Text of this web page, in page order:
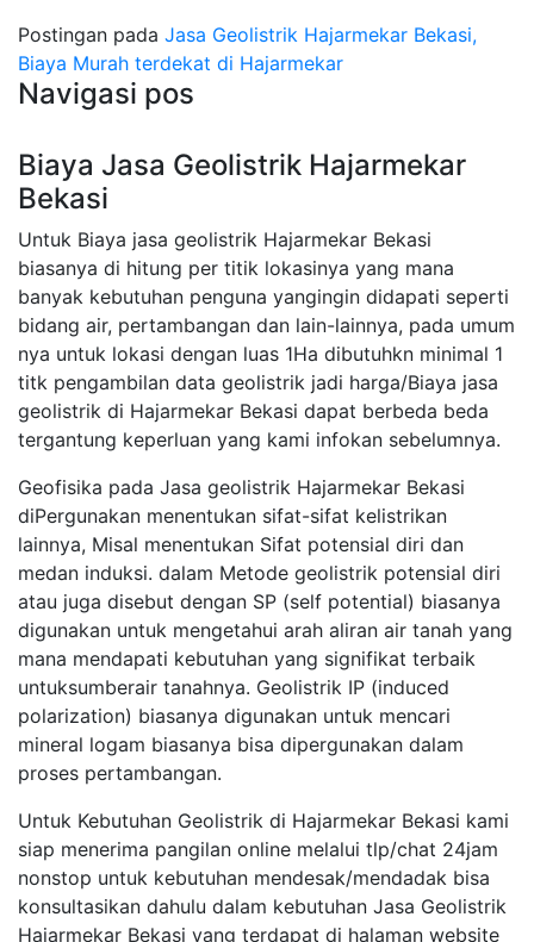
Postingan pada Jasa Geolistrik Hajarmekar Bekasi,
Biaya Murah terdekat di Hajarmekar
Navigasi pos
Biaya Jasa Geolistrik Hajarmekar
Bekasi
Untuk Biaya jasa geolistrik Hajarmekar Bekasi
biasanya di hitung per titik lokasinya yang mana
banyak kebutuhan penguna yangingin didapati seperti
bidang air, pertambangan dan lain-lainnya, pada umum
nya untuk lokasi dengan luas 1Ha dibutuhkn minimal 1
titk pengambilan data geolistrik jadi harga/Biaya jasa
geolistrik di Hajarmekar Bekasi dapat berbeda beda
tergantung keperluan yang kami infokan sebelumnya.
Geofisika pada Jasa geolistrik Hajarmekar Bekasi
diPergunakan menentukan sifat-sifat kelistrikan
lainnya, Misal menentukan Sifat potensial diri dan
medan induksi. dalam Metode geolistrik potensial diri
atau juga disebut dengan SP (self potential) biasanya
digunakan untuk mengetahui arah aliran air tanah yang
mana mendapati kebutuhan yang signifikat terbaik
untuksumberair tanahnya. Geolistrik IP (induced
polarization) biasanya digunakan untuk mencari
mineral logam biasanya bisa dipergunakan dalam
proses pertambangan.
Untuk Kebutuhan Geolistrik di Hajarmekar Bekasi kami
siap menerima pangilan online melalui tlp/chat 24jam
nonstop untuk kebutuhan mendesak/mendadak bisa
konsultasikan dahulu dalam kebutuhan Jasa Geolistrik
Hajarmekar Bekasi yang terdapat di halaman website